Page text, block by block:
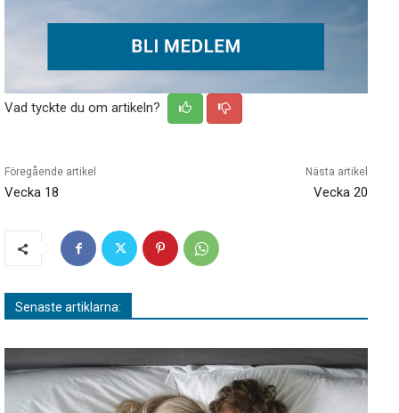
Vad tyckte du om artikeln?
Föregående artikel
Vecka 18
Nästa artikel
Vecka 20
Senaste artiklarna: